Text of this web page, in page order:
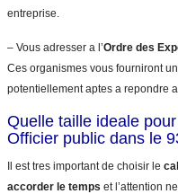
entreprise.
– Vous adresser a l’Ordre des
Ces organismes vous fourniront
potentiellement aptes a repondre
Quelle taille ideale
Officier public dans le
Il est tres important de choisir le
accorder le temps et l’attention